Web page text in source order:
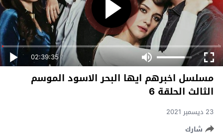
02:39:35
مسلسل اخبرهم ايها البحر الاسود الموسم
الثالث الحلقة 6
23 ديسمبر 2021
شارك